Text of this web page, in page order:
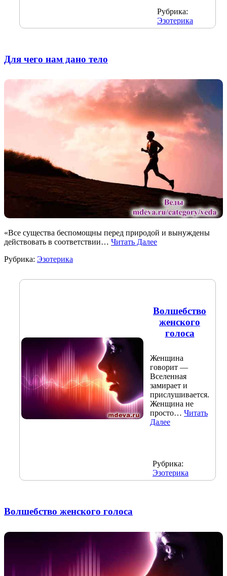
Рубрика:
Эзотерика
Для чего нам дано тело
«Все существа беспомощны перед природой и вынуждены
действовать в соответствии… Читать Далее
Рубрика: Эзотерика
Волшебство
женского
голоса
Женщина
говорит —
Вселенная
замирает и
прислушивается.
Женщина не
просто… Читать
Далее
Рубрика:
Эзотерика
Волшебство женского голоса